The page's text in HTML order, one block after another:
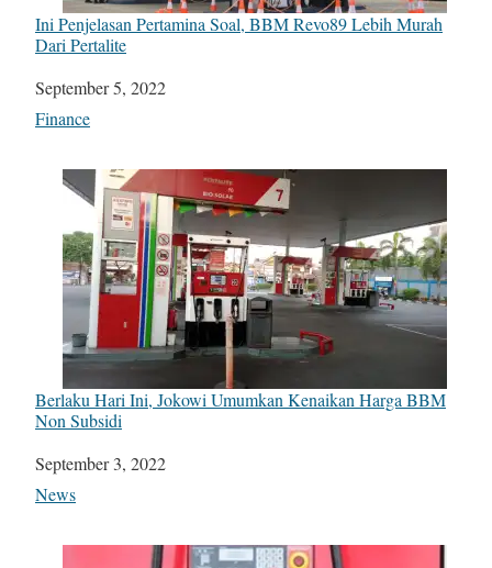
Ini Penjelasan Pertamina Soal, BBM Revo89 Lebih Murah
Dari Pertalite
Date
September 5, 2022
In relation to
Finance
Berlaku Hari Ini, Jokowi Umumkan Kenaikan Harga BBM
Non Subsidi
Date
September 3, 2022
In relation to
News